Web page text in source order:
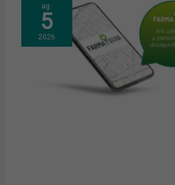
ag.
5
2026